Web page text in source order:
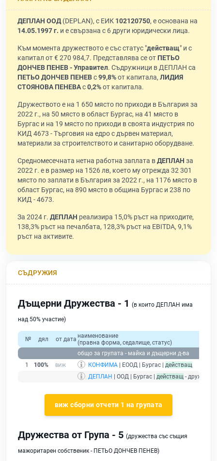
ДЕПЛАН ООД(DEPLAN), с ЕИК 102120750, е основана на
14.05.1997 г. и е свързана с 6 други юридически лица.
Към момента дружеството е със статус "действащ" и с
капитал от € 270 984,7. Представлява се от ПЕТЬО
ДОНЧЕВ ПЕНЕВ - Управител. Съдружници в ДЕПЛАН са
ПЕТЬО ДОНЧЕВ ПЕНЕВс99,8%от капитала, ЛИДИЯ
СТОЯНОВА ПЕНЕВАс0,2%от капитала.
Дружеството е на 1 650 място по приходи в България за
2022 г., на 50 място в област Бургас, на 41 място в
Бургас и на 19 място по приходи в своята индустрия по
КИД 4673 - Търговия на едро с дървен материал,
материали за строителството и санитарно оборудване.
Средномесечната нетна работна заплата вДЕПЛАН за
2022 г. е в размер на 1526 лв, което му отрежда 32 301
място по заплати в България за 2022 г., на 1176 място в
област Бургас, на 890 място в община Бургас и 238 по
КИД - 4673.
За 2024 г. ДЕПЛАН реализира 15,0% ръст на приходите,
138,3% ръст на печалбата, 128,3% ръст на EBITDA, 9,1%
ръст на активите.
СЪДРУЖИЯ
Дъщерни Дружества - 1 (в които ДЕПЛАН има
над 50% участие)
№ дял от дата наименование
(правна форма, седалище, статус)
общо за групата - майка и дъщерни д-ва
1
100% КОНФИМА | ЕООД | Бургас | действащ
ДЕПЛАН
| ООД | Бургас | действащ -
виж сборни отчети 1 на групата
Дружества от Група - 5 (дружества със същия
мажоритарен собственик - ПЕТЬО ДОНЧЕВ ПЕНЕВ)